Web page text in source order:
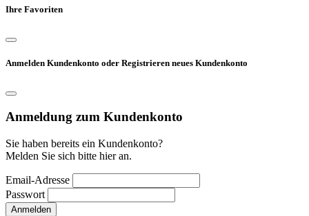
Ihre Favoriten
Anmelden Kundenkonto oder Registrieren neues Kundenkonto
Anmeldung zum Kundenkonto
Sie haben bereits ein Kundenkonto?
Melden Sie sich bitte hier an.
Email-Adresse
Passwort
Anmelden